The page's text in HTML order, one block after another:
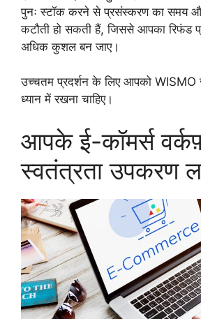
पुनः स्टॉक करने से प्रसंस्करण का समय
कटौती हो सकती हैं, जिससे आपका रिफंड
अधिक कुशल बन जाए।
उच्चतम प्रदर्शन के लिए आपको WISMO
ध्यान में रखना चाहिए।
आपके ई-कॉमर्स
स्वतंत्रता उपकरण